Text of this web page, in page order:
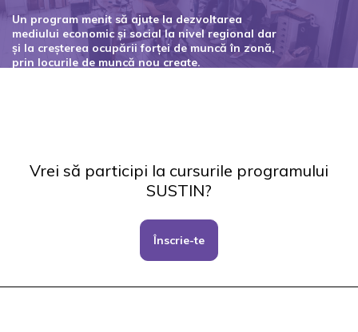
Un program menit să ajute la dezvoltarea
mediului economic și social la nivel regional dar
și la creșterea ocupării forței de muncă în zonă,
prin locurile de muncă nou create.
Vrei să participi la cursurile programului
SUSTIN?
Înscrie-te